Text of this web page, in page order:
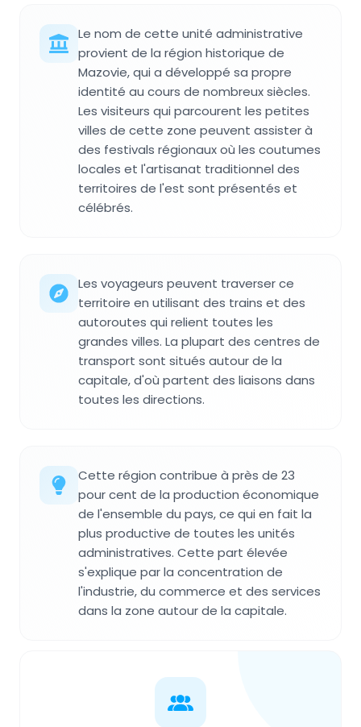
Le nom de cette unité administrative
provient de la région historique de
Mazovie, qui a développé sa propre
identité au cours de nombreux siècles.
Les visiteurs qui parcourent les petites
villes de cette zone peuvent assister à
des festivals régionaux où les coutumes
locales et l'artisanat traditionnel des
territoires de l'est sont présentés et
célébrés.
Les voyageurs peuvent traverser ce
territoire en utilisant des trains et des
autoroutes qui relient toutes les
grandes villes. La plupart des centres de
transport sont situés autour de la
capitale, d'où partent des liaisons dans
toutes les directions.
Cette région contribue à près de 23
pour cent de la production économique
de l'ensemble du pays, ce qui en fait la
plus productive de toutes les unités
administratives. Cette part élevée
s'explique par la concentration de
l'industrie, du commerce et des services
dans la zone autour de la capitale.